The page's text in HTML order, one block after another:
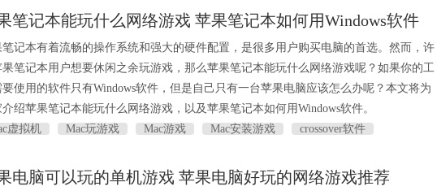
笔记本能玩什么网络游戏 苹果笔记本如何用Windows软件
笔记本有着流畅的操作系统和强大的硬件配置，是很多用户购买电脑的首选。然而，许
果笔记本用户想要休闲之余玩游戏，那么苹果笔记本能玩什么网络游戏呢？如果你的工
要使用的软件只有Windows软件，但是自己只有一台苹果电脑应该怎么办呢？本文将为
介绍苹果笔记本能玩什么网络游戏，以及苹果笔记本如何用Windows软件。
虚拟机
Mac玩游戏 Mac游戏 Mac安装游戏 crossover软件
电脑可以玩的单机游戏 苹果电脑好玩的网络游戏推荐